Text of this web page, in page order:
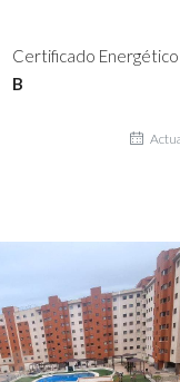
Certificado Energético
B